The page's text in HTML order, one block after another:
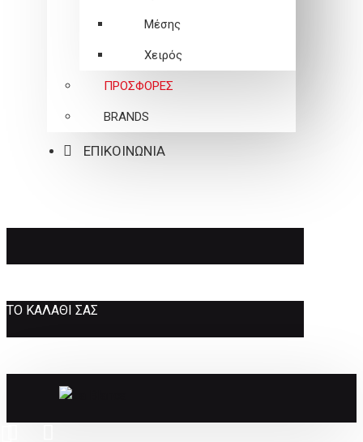
Μέσης
Χειρός
ΠΡΟΣΦΟΡΕΣ
BRANDS
ΕΠΙΚΟΙΝΩΝΙΑ
ΤΟ ΚΑΛΆΘΙ ΣΑΣ